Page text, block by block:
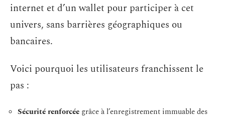
internet et d’un wallet pour participer à cet
univers, sans barrières géographiques ou
bancaires.
Voici pourquoi les utilisateurs franchissent le
pas :
Sécurité renforcée grâce à l’enregistrement immuable des